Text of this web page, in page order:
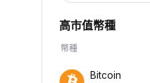
高市值幣種
幣種
Bitcoin